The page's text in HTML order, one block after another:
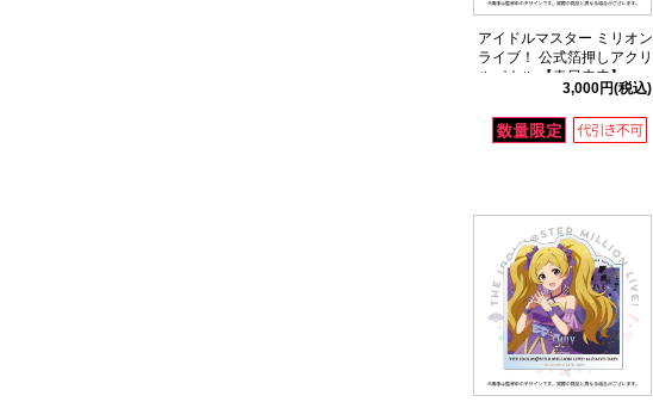
アイドルマスター ミリオン
ライブ！ 公式箔押しアクリ
ルパネル 【春日未来】
(14thLIVE ver.)3,000円(税込)